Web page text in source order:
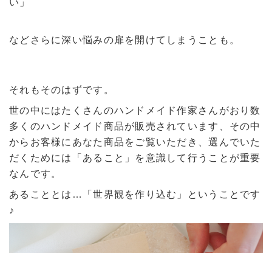
などさらに深い悩みの扉を開けてしまうことも。
それもそのはずです。
世の中にはたくさんのハンドメイド作家さんがおり数
多くのハンドメイド商品が販売されています、その中
からお客様にあなた商品をご覧いただき、選んでいた
だくためには「あること」を意識して行うことが重要
なんです。
あることとは…「世界観を作り込む」ということです
♪